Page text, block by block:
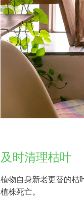
及时清理枯叶
植物自身新老更替的枯
植株死亡。